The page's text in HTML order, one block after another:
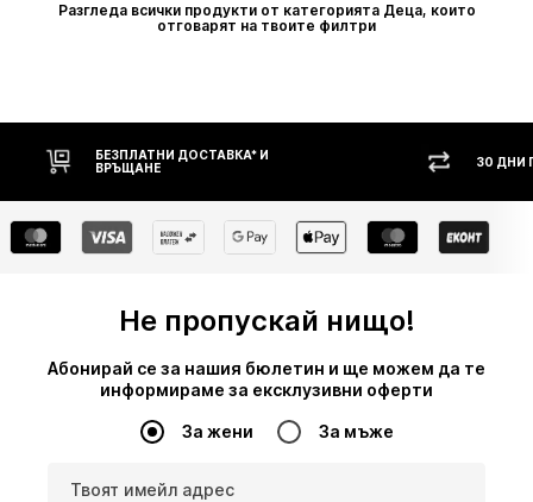
Разгледа всички продукти от категорията Деца, които
отговарят на твоите филтри
30 ДНИ ПРАВО НА ВРЪЩАНЕ
Не пропускай нищо!
Абонирай се за нашия бюлетин и ще можем да те
информираме за ексклузивни оферти
За жени За мъже
Твоят имейл адрес